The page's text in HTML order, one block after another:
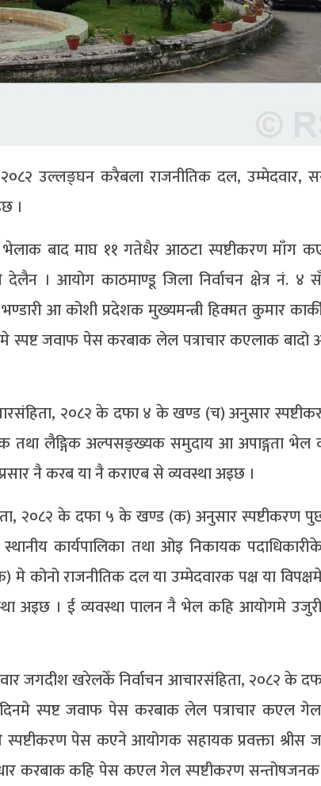
२०८२ उल्लङ्घन करैबला राजनीतिक दल, उम्मेदवार,
।
भेलाक बाद माघ ११ गतेधैर आठटा स्पष्टीकरण माँग
। आयोग काठमाण्डू जिला निर्वाचन क्षेत्र नं. ४ सँ
भण्डारी आ कोशी प्रदेशक मुख्यमन्त्री हिक्मत कुमार
जवाफ पेस करबाक लेल पत्राचार कएलाक
२०८२ के दफा ४ के खण्ड (च) अनुसार
तथा लैङ्गिक अल्पसङ्ख्यक समुदाय आ अपाङ्गता भेल
नै करब या नै कराएब से व्यवस्था अइछ ।
२०८२ के दफा ५ के खण्ड (क) अनुसार स्पष्टीकरण
कार्यपालिका तथा ओइ निकायक
राजनीतिक दल या उम्मेदवारक पक्ष या विपक्षमे
अइछ । ई व्यवस्था पालन नै भेल कहि आयोगमे
जगदीश खरेलकेँ निर्वाचन आचारसंहिता, २०८२ के
स्पष्ट जवाफ पेस करबाक लेल पत्राचार कएल
पेस कएने आयोगक सहायक प्रवक्ता श्रीस
करबाक कहि पेस कएल गेल स्पष्टीकरण